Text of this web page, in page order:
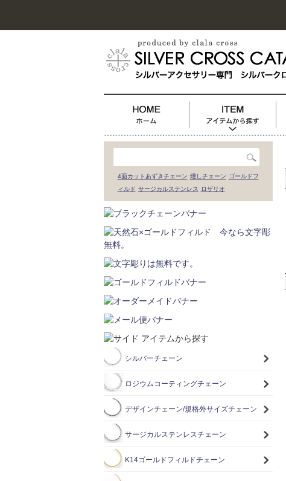
4面カットあずきチェーン 燻しチェーン ゴールドフ
ィルド サージカルステンレス ロザリオ
シルバーチェーン
ロジウムコーティングチェーン
デザインチェーン/規格外サイズチェーン
サージカルステンレスチェーン
K14ゴールドフィルドチェーン